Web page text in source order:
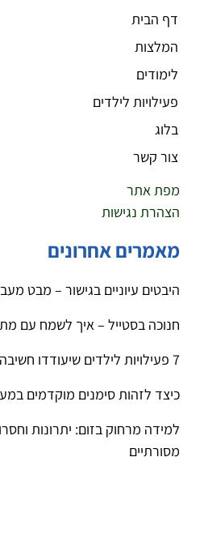
דף הבית
המלצות
לימודים
פעילויות לילדים
בלוג
צור קשר
מפת אתר
הצהרת נגישות
מאמרים אחרונים
היבטים עיוניים בגישור – מבט
חנוכה בסטייל – איך לשמח עם
7 פעילויות לילדים שיעודדו חשיבה יצירתית מחוץ לקופסא
כיצד לזהות סימנים מוקדמים
למידה מרחוק בזום: יתרונות
מסורתיים